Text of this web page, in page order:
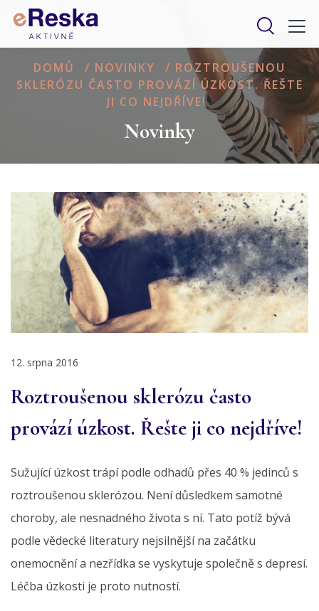
DOMŮ / NOVINKY / ROZTROUŠENOU
SKLERÓZU ČASTO PROVÁZÍ ÚZKOST. ŘEŠTE
JI CO NEJDŘÍVE!
Novinky
12. srpna 2016
Roztroušenou sklerózu často
provází úzkost. Řešte ji co nejdříve!
Sužující úzkost trápí podle odhadů přes 40 % jedinců s
roztroušenou sklerózou. Není důsledkem samotné
choroby, ale nesnadného života s ní. Tato potíž bývá
podle vědecké literatury nejsilnější na začátku
onemocnění a nezřídka se vyskytuje společně s depresí.
Léčba úzkosti je proto nutností.